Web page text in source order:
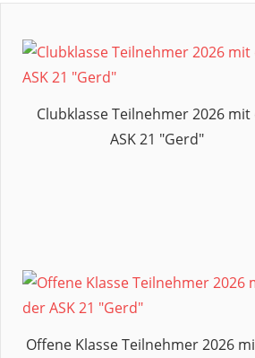
Clubklasse Teilnehmer 2026 mit
ASK 21 "Gerd"
Offene Klasse Teilnehmer 2026